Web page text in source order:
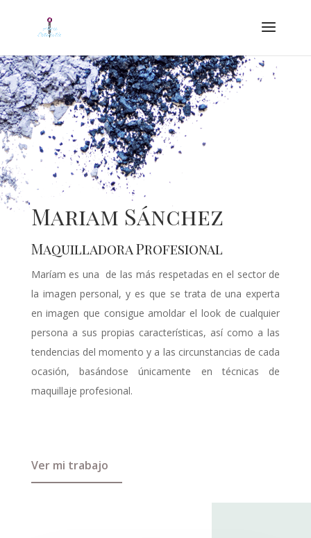
Mariam Sánchez
Maquilladora Profesional
Maríam es una de las más respetadas en el sector de
la imagen personal, y es que se trata de una experta
en imagen que consigue amoldar el look de cualquier
persona a sus propias características, así como a las
tendencias del momento y a las circunstancias de cada
ocasión, basándose únicamente en técnicas de
maquillaje profesional.
Ver mi trabajo